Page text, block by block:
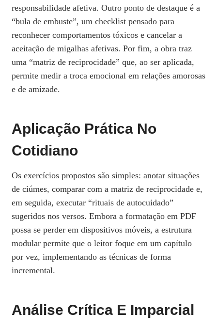
responsabilidade afetiva. Outro ponto de destaque é a
“bula de embuste”, um checklist pensado para
reconhecer comportamentos tóxicos e cancelar a
aceitação de migalhas afetivas. Por fim, a obra traz
uma “matriz de reciprocidade” que, ao ser aplicada,
permite medir a troca emocional em relações amorosas
e de amizade.
Aplicação Prática No
Cotidiano
Os exercícios propostos são simples: anotar situações
de ciúmes, comparar com a matriz de reciprocidade e,
em seguida, executar “rituais de autocuidado”
sugeridos nos versos. Embora a formatação em PDF
possa se perder em dispositivos móveis, a estrutura
modular permite que o leitor foque em um capítulo
por vez, implementando as técnicas de forma
incremental.
Análise Crítica E Imparcial